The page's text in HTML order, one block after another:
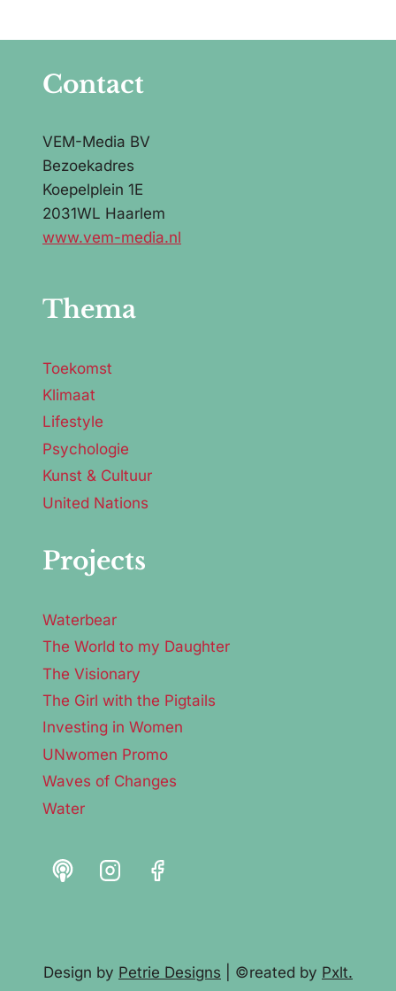
Contact
VEM-Media BV
Bezoekadres
Koepelplein 1E
2031WL Haarlem
www.vem-media.nl
Thema
Toekomst
Klimaat
Lifestyle
Psychologie
Kunst & Cultuur
United Nations
Projects
Waterbear
The World to my Daughter
The Visionary
The Girl with the Pigtails
Investing in Women
UNwomen Promo
Waves of Changes
Water
Design by Petrie Designs | ©reated by Pxlt.